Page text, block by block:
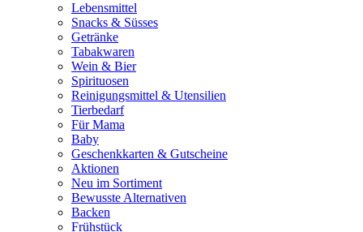
Lebensmittel
Snacks & Süsses
Getränke
Tabakwaren
Wein & Bier
Spirituosen
Reinigungsmittel & Utensilien
Tierbedarf
Für Mama
Baby
Geschenkkarten & Gutscheine
Aktionen
Neu im Sortiment
Bewusste Alternativen
Backen
Frühstück